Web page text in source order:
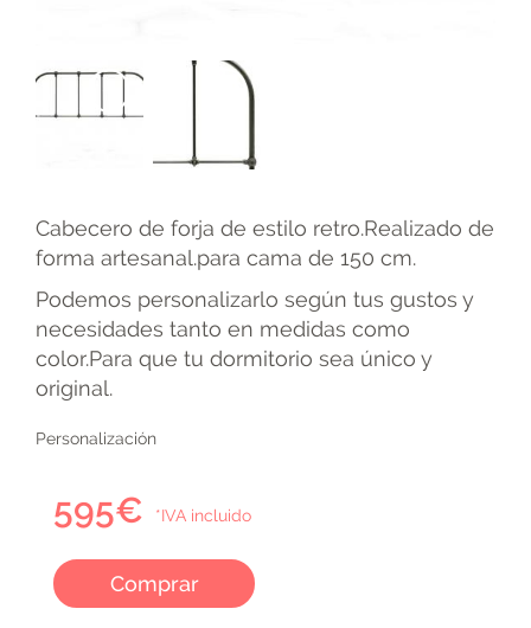
+
Cabecero de forja de estilo retro.Realizado de
forma artesanal.para cama de 150 cm.
Podemos personalizarlo según tus gustos y
necesidades tanto en medidas como
color.Para que tu dormitorio sea único y
original.
Personalización
595€ *IVA incluido
Comprar